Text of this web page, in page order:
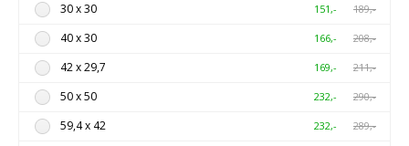
30 x 30 151,- 189,-
40 x 30 166,- 208,-
42 x 29,7 169,- 211,-
50 x 50 232,- 290,-
59,4 x 42 232,- 289,-